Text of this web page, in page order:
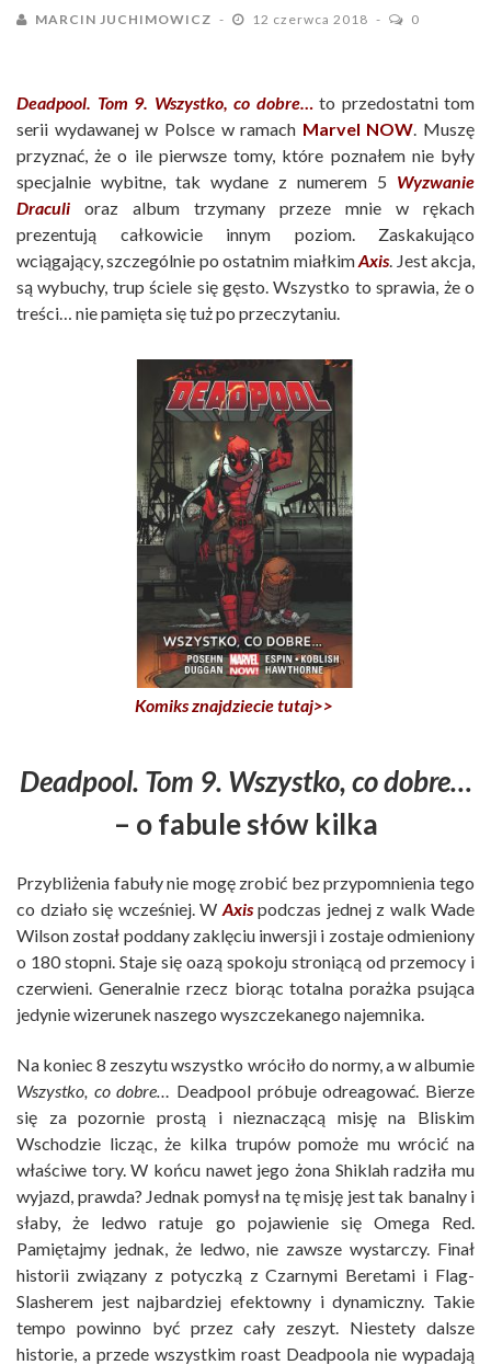
MARCIN JUCHIMOWICZ 12 czerwca 2018 0
Deadpool. Tom 9. Wszystko, co dobre…to przedostatni tom
serii wydawanej w Polsce w ramach Marvel NOW. Muszę
przyznać, że o ile pierwsze tomy, które poznałem nie były
specjalnie wybitne, tak wydane z numerem 5 Wyzwanie
Draculi oraz album trzymany przeze mnie w rękach
prezentują całkowicie innym poziom. Zaskakująco
wciągający, szczególnie po ostatnim miałkimAxis. Jest akcja,
są wybuchy, trup ściele się gęsto. Wszystko to sprawia, że o
treści… nie pamięta się tuż po przeczytaniu.
Komiks znajdziecie tutaj>>
Deadpool. Tom 9. Wszystko, co dobre…
– o fabule słów kilka
Przybliżenia fabuły nie mogę zrobić bez przypomnienia tego
co działo się wcześniej. W Axispodczas jednej z walk Wade
Wilson został poddany zaklęciu inwersji i zostaje odmieniony
o 180 stopni. Staje się oazą spokoju stroniącą od przemocy i
czerwieni. Generalnie rzecz biorąc totalna porażka psująca
jedynie wizerunek naszego wyszczekanego najemnika.
Na koniec 8 zeszytu wszystko wróciło do normy, a w albumie
Wszystko, co dobre…
Deadpool próbuje odreagować. Bierze
się za pozornie prostą i nieznaczącą misję na Bliskim
Wschodzie licząc, że kilka trupów pomoże mu wrócić na
właściwe tory. W końcu nawet jego żona Shiklah radziła mu
wyjazd, prawda? Jednak pomysł na tę misję jest tak banalny i
słaby, że ledwo ratuje go pojawienie się Omega Red.
Pamiętajmy jednak, że ledwo, nie zawsze wystarczy. Finał
historii związany z potyczką z Czarnymi Beretami i Flag-
Slasherem jest najbardziej efektowny i dynamiczny. Takie
tempo powinno być przez cały zeszyt. Niestety dalsze
historie, a przede wszystkim roast Deadpoola nie wypadają